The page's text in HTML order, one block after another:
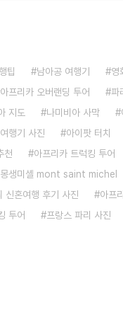
팁 남아공 여행기 영
아프리카 오버랜딩 투어
파
지도 나미비아 사막
행기 사진 아이팟 터치
천
아프리카 트럭킹 투어
몽생미셸 mont saint michel
신혼여행 후기 사진
아프
투어 프랑스 파리 사진